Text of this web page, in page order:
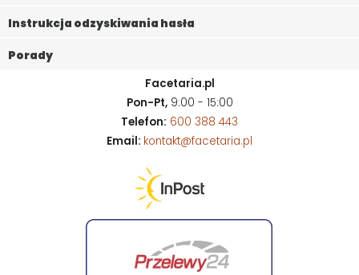
Instrukcja odzyskiwania hasła
Porady
Facetaria.pl
Pon-Pt,9:00 - 15:00
Telefon: 600 388 443
Email: kontakt@facetaria.pl